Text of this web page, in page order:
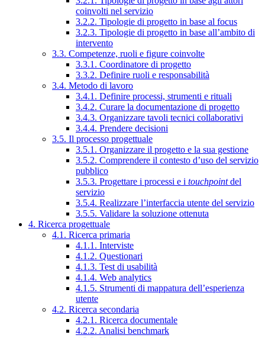
coinvolti nel servizio
3.2.2. Tipologie di progetto in base al focus
3.2.3. Tipologie di progetto in base all’ambito di
intervento
3.3. Competenze, ruoli e figure coinvolte
3.3.1. Coordinatore di progetto
3.3.2. Definire ruoli e responsabilità
3.4. Metodo di lavoro
3.4.1. Definire processi, strumenti e rituali
3.4.2. Curare la documentazione di progetto
3.4.3. Organizzare tavoli tecnici collaborativi
3.4.4. Prendere decisioni
3.5. Il processo progettuale
3.5.1. Organizzare il progetto e la sua gestione
3.5.2. Comprendere il contesto d’uso del servizio
pubblico
3.5.3. Progettare i processi e i touchpointdel
servizio
3.5.4. Realizzare l’interfaccia utente del servizio
3.5.5. Validare la soluzione ottenuta
4. Ricerca progettuale
4.1. Ricerca primaria
4.1.1. Interviste
4.1.2. Questionari
4.1.3. Test di usabilità
4.1.4. Web analytics
4.1.5. Strumenti di mappatura dell’esperienza
utente
4.2. Ricerca secondaria
4.2.1. Ricerca documentale
4.2.2. Analisi benchmark